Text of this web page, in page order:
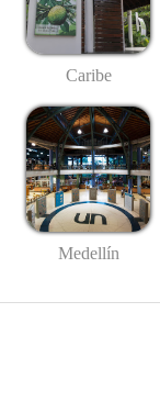
Caribe
Medellín